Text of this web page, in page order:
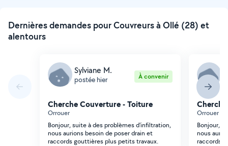
Dernières demandes pour Couvreurs à Ollé (28) et
alentours
Sylviane M.
postée hier À convenir
Cherche Couverture - Toiture
Orrouer
Bonjour, suite à des problèmes d'infiltration,
nous aurions besoin de poser drain et
raccords gouttières plus petits travaux.
Orrouer
Bonjour,
nous
raccords